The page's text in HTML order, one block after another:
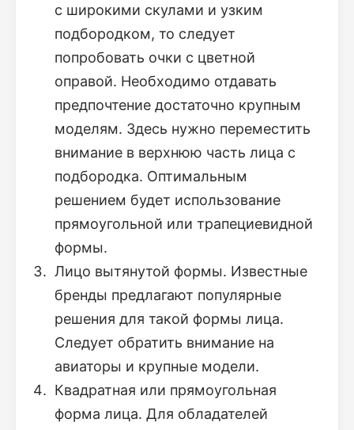
с широкими скулами и узким
подбородком, то следует
попробовать очки с цветной
оправой. Необходимо отдавать
предпочтение достаточно крупным
моделям. Здесь нужно переместить
внимание в верхнюю часть лица с
подбородка. Оптимальным
решением будет использование
прямоугольной или трапециевидной
формы.
Лицо вытянутой формы. Известные
бренды предлагают популярные
решения для такой формы лица.
Следует обратить внимание на
авиаторы и крупные модели.
Квадратная или прямоугольная
форма лица. Для обладателей